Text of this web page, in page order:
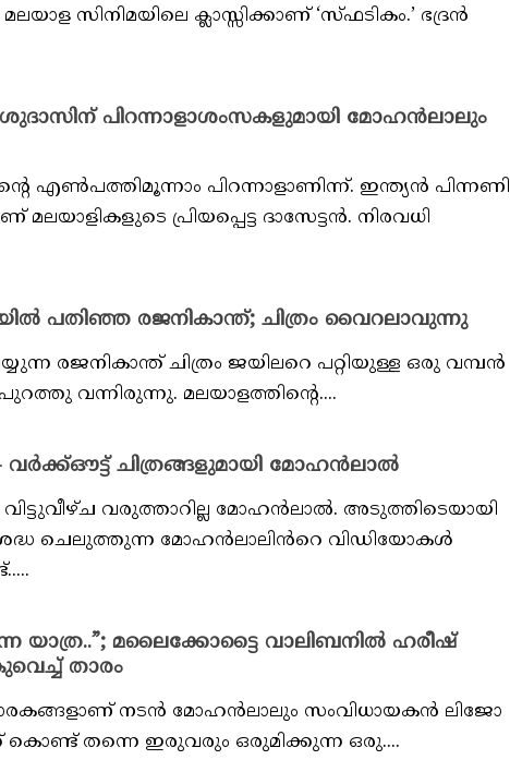
സിനിമയിലെ ക്ലാസ്സിക്കാണ് ‘സ്‌ഫടികം.’ ഭദ്രൻ
യേശുദാസിന് പിറന്നാളാശംസകളുമായി മോഹൻലാലും
എൺപത്തിമൂന്നാം പിറന്നാളാണിന്ന്. ഇന്ത്യൻ പിന്നണി
പ്രിയപ്പെട്ട ദാസേട്ടൻ. നിരവധി
പതിഞ്ഞ രജനികാന്ത്; ചിത്രം വൈറലാവുന്നു
രജനികാന്ത് ചിത്രം ജയിലറെ പറ്റിയുള്ള ഒരു വമ്പൻ
വന്നിരുന്നു. മലയാളത്തിന്റെ....
ചിത്രങ്ങളുമായി മോഹൻലാൽ
വിട്ടുവീഴ്ച വരുത്താറില്ല മോഹൻലാൽ. അടുത്തിടെയായി
ചെലുത്തുന്ന മോഹൻലാലിൻറെ വിഡിയോകൾ
യാത്ര..”; മലൈക്കോട്ടൈ വാലിബനിൽ ഹരീഷ്
താരം
നടൻ മോഹൻലാലും സംവിധായകൻ ലിജോ
കൊണ്ട് തന്നെ ഇരുവരും ഒരുമിക്കുന്ന ഒരു....